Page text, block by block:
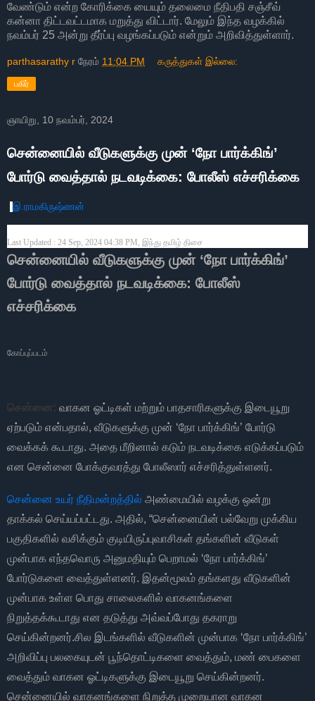
வேண்டும் என்ற கோரிக்கை யையும் தலைமை நீதிபதி சஞ்சீவ்
கன்னா திட்டவட்டமாக மறுத்து விட்டார். மேலும் இந்த வழக்கில்
நவம்பர் 25 அன்று தீர்ப்பு வழங்கப்படும் என்றும் அறிவித்துள்ளார்.
parthasarathy r நேரம் 11:04 PM கருத்துகள் இல்லை:
பகிர்
ஞாயிறு, 10 நவம்பர், 2024
சென்னையில் வீடுகளுக்கு முன் ‘நோ பார்க்கிங்’
போர்டு வைத்தால் நடவடிக்கை: போலீஸ் எச்சரிக்கை
இ.ராமகிருஷ்ணன்
Last Updated : 24 Sep, 2024 04:38 PM, இந்து தமிழ் திசை
சென்னையில் வீடுகளுக்கு முன் ‘நோ பார்க்கிங்’
போர்டு வைத்தால் நடவடிக்கை: போலீஸ்
எச்சரிக்கை
கோப்புப்படம்
சென்னை: வாகன ஓட்டிகள் மற்றும் பாதசாரிகளுக்கு இடையூறு
ஏற்படும் என்பதால், வீடுகளுக்கு முன் ‘நோ பார்க்கிங்’ போர்டு
வைக்கக் கூடாது. அதை மீறினால் கடும் நடவடிக்கை எடுக்கப்படும்
என சென்னை போக்குவரத்து போலீஸார் எச்சரித்துள்ளனர்.
சென்னை உயர் நீதிமன்றத்தில் அண்மையில் வழக்கு ஒன்று
தாக்கல் செய்யப்பட்டது. அதில், “சென்னையின் பல்வேறு முக்கிய
பகுதிகளில் வசிக்கும் குடியிருப்புவாசிகள் தங்களின் வீடுகள்
முன்பாக எந்தவொரு அனுமதியும் பெறாமல் ‘நோ பார்க்கிங்’
போர்டுகளை வைத்துள்ளனர். இதன்மூலம் தங்களது வீடுகளின்
முன்பாக உள்ள பொது சாலைகளில் வாகனங்களை
நிறுத்தக்கூடாது என தடுத்து அவ்வப்போது தகராறு
செய்கின்றனர்.சில இடங்களில் வீடுகளின் முன்பாக ‘நோ பார்க்கிங்’
அறிவிப்பு பலகையுடன் பூந்தொட்டிகளை வைத்தும், மண் பைகளை
வைத்தும் வாகன ஓட்டிகளுக்கு இடையூறு செய்கின்றனர்.
சென்னையில் வாகனங்களை நிறுத்த முறையான வாகன